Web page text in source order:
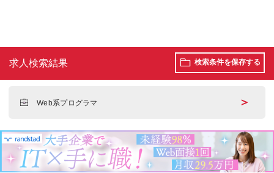
求人検索結果 検索条件を保存する
Web系プログラマ ＞